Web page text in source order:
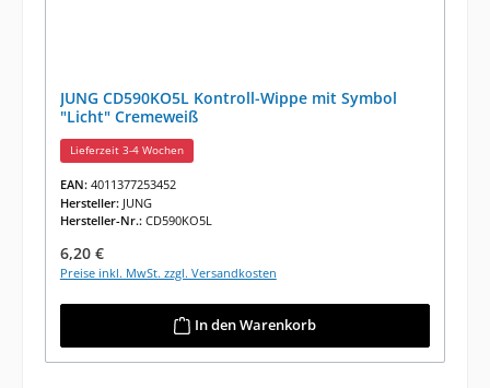
JUNG CD590KO5L Kontroll-Wippe mit Symbol
"Licht" Cremeweiß
Lieferzeit 3-4 Wochen
EAN: 4011377253452
Hersteller: JUNG
Hersteller-Nr.: CD590KO5L
Regulärer Preis:
6,20 €
Preise inkl. MwSt. zzgl. Versandkosten
In den Warenkorb